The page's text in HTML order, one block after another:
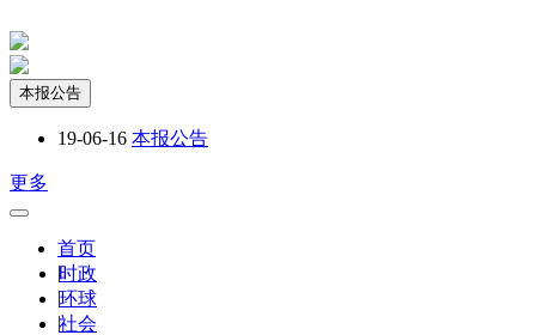
本报公告
19-06-16 本报公告
更多
首页
|时政
|环球
|社会